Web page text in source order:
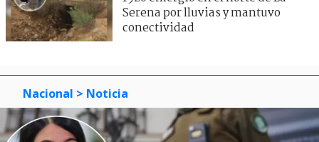
Serena por lluvias y mantuvo
conectividad
Nacional > Noticia